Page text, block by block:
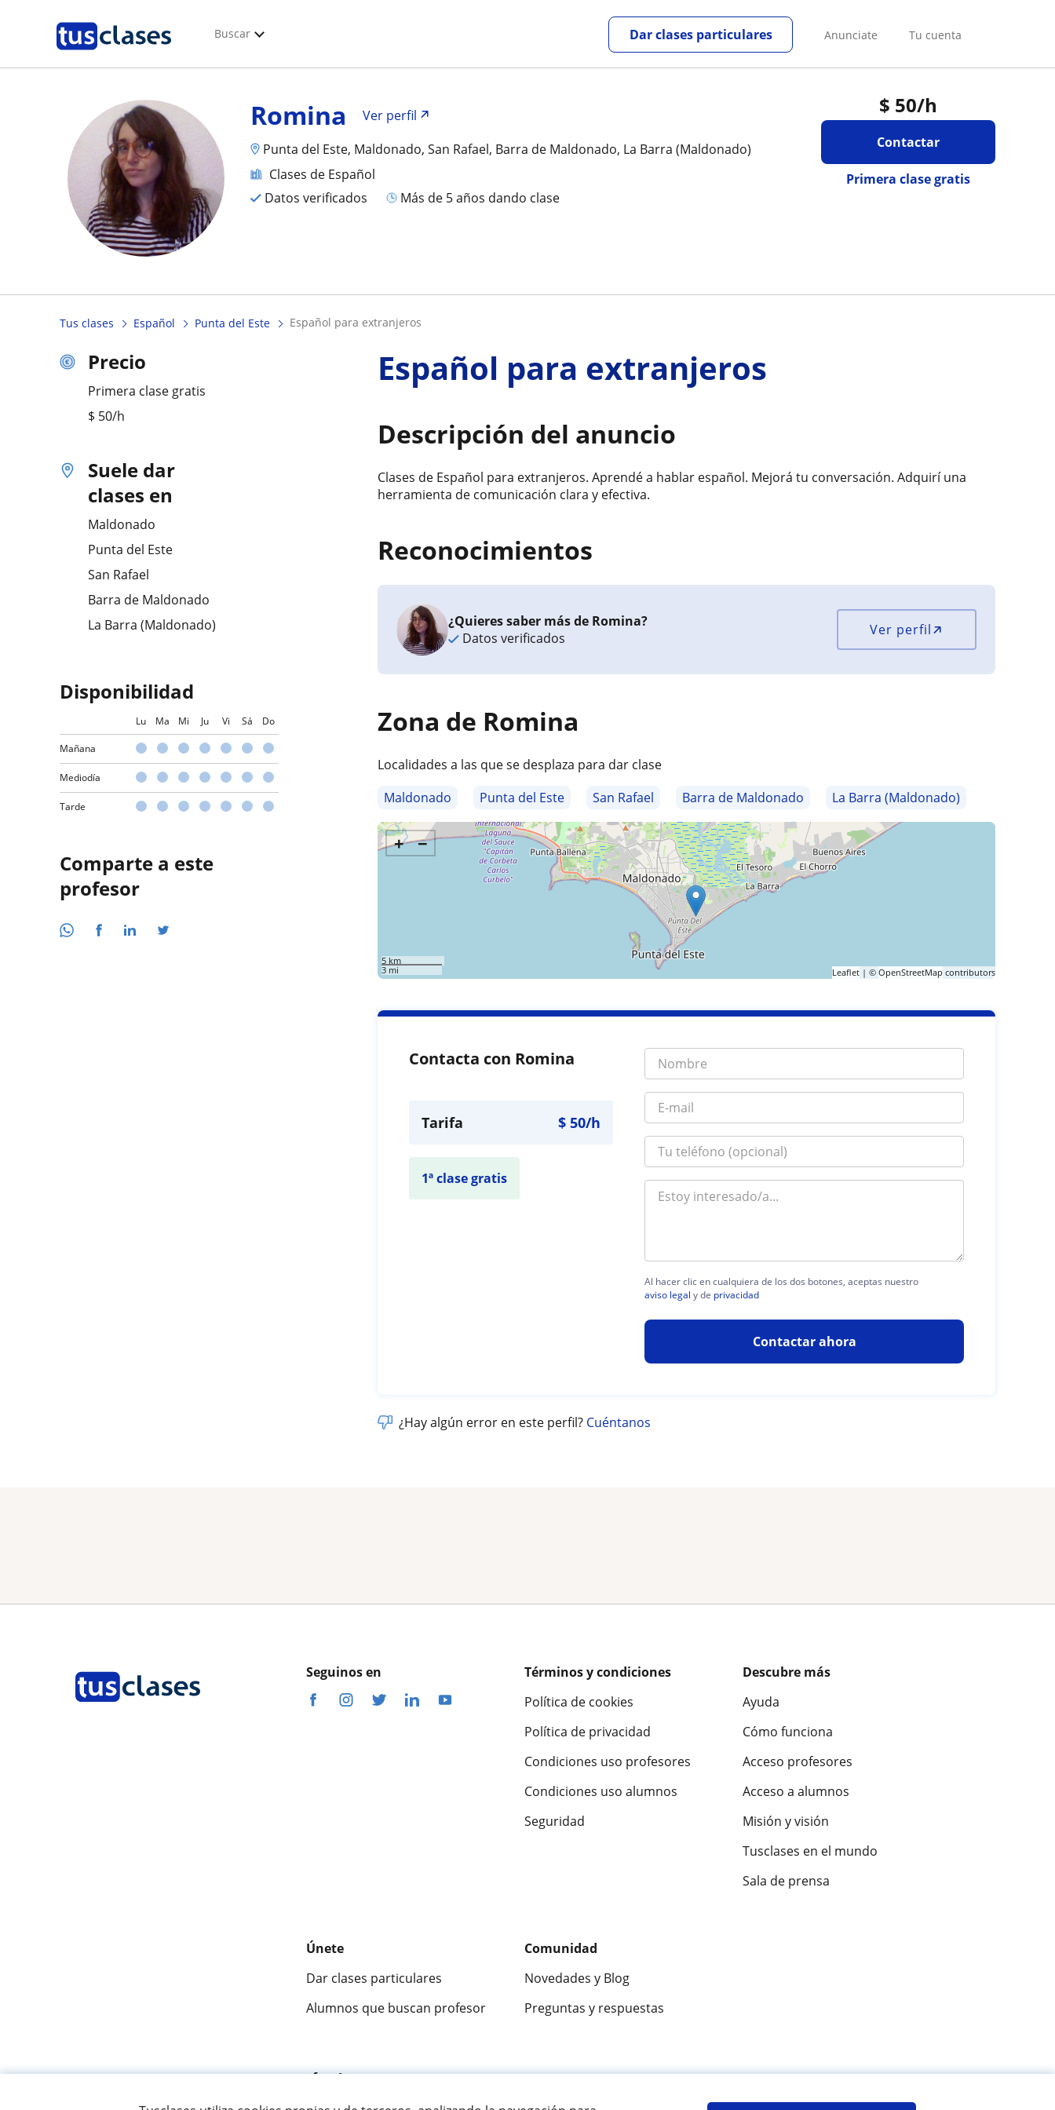
Buscar Anunciate Tu cuenta
Dar clases particulares
$ 50/h
Contactar
Primera clase gratis
Romina
Ver perfil
Punta del Este, Maldonado, San Rafael, Barra de Maldonado, La Barra (Maldonado)
Clases de Español
Datos verificados
más de 5 años dando clase
Tus clases Español Punta del Este español para extranjeros
Precio
Primera clase gratis
$ 50/h
Suele dar
clases en
Maldonado
Punta del Este
San Rafael
Barra de Maldonado
La Barra (Maldonado)
Disponibilidad
Lu Ma Mi Ju Vi Sá Do
Mañana
Mediodía
Tarde
Comparte a este
profesor
Español para extranjeros
Descripción del anuncio
Clases de Español para extranjeros. Aprendé a hablar español. Mejorá tu conversación. Adquirí una
herramienta de comunicación clara y efectiva.
Reconocimientos
¿Quieres saber más de Romina?
Datos verificados
Ver perfil
Zona de Romina
Localidades a las que se desplaza para dar clase
Maldonado
Punta del Este San Rafael Barra de Maldonado La Barra (Maldonado)
+ −
5 km
3 mi
Leaflet| © OpenStreetMap contributors
Contacta con Romina
Tarifa $50/h
1ª clase gratis
Al hacer clic en cualquiera de los dos botones, aceptas nuestro
aviso legal y de privacidad
Contactar ahora
¿Hay algún error en este perfil? Cuéntanos
Seguinos en
Términos y condiciones
Política de cookies
Política de privacidad
Condiciones uso profesores
Condiciones uso alumnos
Seguridad
Descubre más
Ayuda
Cómo funciona
Acceso profesores
Acceso a alumnos
Misión y visión
Tusclases en el mundo
Sala de prensa
Únete
Dar clases particulares
Alumnos que buscan profesor
Comunidad
Novedades y Blog
Preguntas y respuestas
Fantástica 9,5/10 ★★★★★